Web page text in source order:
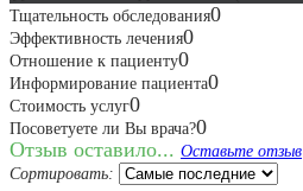
Тщательность обследования0
Эффективность лечения0
Отношение к пациенту0
Информирование пациента0
Стоимость услуг0
Посоветуете ли Вы врача?0
Отзыв оставило... Оставьте отзыв
Сортировать: